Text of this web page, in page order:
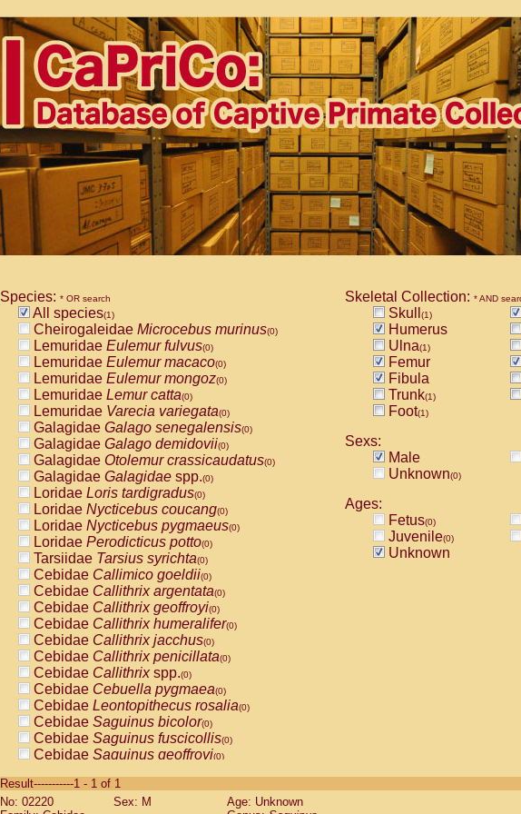
Species: * OR search
All species(1)
Cheirogaleidae Microcebus murinus(0)
Lemuridae Eulemur fulvus(0)
Lemuridae Eulemur macaco(0)
Lemuridae Eulemur mongoz(0)
Lemuridae Lemur catta(0)
Lemuridae Varecia variegata(0)
Galagidae Galago senegalensis(0)
Galagidae Galago demidovii(0)
Galagidae Otolemur crassicaudatus(0)
Galagidae Galagidae spp.(0)
Loridae Loris tardigradus(0)
Loridae Nycticebus coucang(0)
Loridae Nycticebus pygmaeus(0)
Loridae Perodicticus potto(0)
Tarsiidae Tarsius syrichta(0)
Cebidae Callimico goeldii(0)
Cebidae Callithrix argentata(0)
Cebidae Callithrix geoffroyi(0)
Cebidae Callithrix humeralifer(0)
Cebidae Callithrix jacchus(0)
Cebidae Callithrix penicillata(0)
Cebidae Callithrixspp.(0)
Cebidae Cebuella pygmaea(0)
Cebidae Leontopithecus rosalia(0)
Cebidae Saguinus bicolor(0)
Cebidae Saguinus fuscicollis(0)
Cebidae Saguinus geoffroyi(0)
CebidaeSaguinus labiatus(0)
Cebidae Saguinus leucopus (0)
Skeletal Collection: * AND
Skull (1)
Humerus
Ulna(1)
Femur
Fibula
Trunk(1)
Foot(1)
Sexs:
Male
Unknown(0)
Ages:
Fetus(0)
Juvenile(0)
Unknown
Result-----------1 - 1 of 1
No: 02220
Sex: M
Age: Unknown